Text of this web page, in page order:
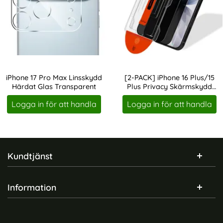
iPhone 17 Pro Max Linsskydd
Härdat Glas Transparent
Art. nr 240407
Logga in för att handla
[2-PACK] iPhone 16 Plus/15
Plus Privacy Skärmskydd
Härdat Glas-Med
Monteringsram
Art. nr 246529
Logga in för att handla
Sidfot Blandad info och länkar
Kundtjänst
Information